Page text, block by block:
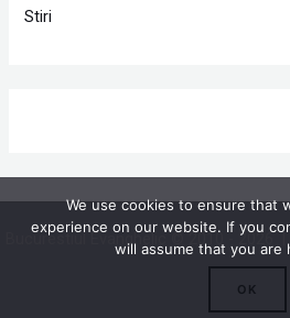
Stiri
Bucurestiul Evanghelic © 2010 - 2026 |
We use cookies to ensure that
experience on our website. If you
will assume that you are
OK